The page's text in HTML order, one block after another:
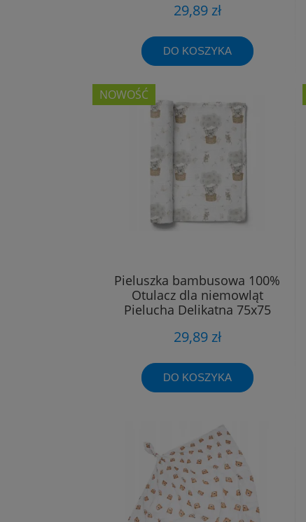
29,89 zł
DO KOSZYKA
Pieluszka bambusowa 100%
Otulacz dla niemowląt
Pielucha Delikatna 75x75
29,89 zł
DO KOSZYKA
NOWOŚĆ